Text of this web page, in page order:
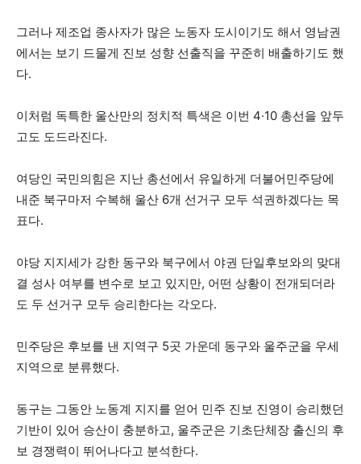
그러나 제조업 종사자가 많은 노동자 도시이기도 해서 영남권
에서는 보기 드물게 진보 성향 선출직을 꾸준히 배출하기도 했
다.
이처럼 독특한 울산만의 정치적 특색은 이번 4·10 총선을 앞두
고도 도드라진다.
여당인 국민의힘은 지난 총선에서 유일하게 더불어민주당에
내준 북구마저 수복해 울산 6개 선거구 모두 석권하겠다는 목
표다.
야당 지지세가 강한 동구와 북구에서 야권 단일후보와의 맞대
결 성사 여부를 변수로 보고 있지만, 어떤 상황이 전개되더라
도 두 선거구 모두 승리한다는 각오다.
민주당은 후보를 낸 지역구 5곳 가운데 동구와 울주군을 우세
지역으로 분류했다.
동구는 그동안 노동계 지지를 얻어 민주 진보 진영이 승리했던
기반이 있어 승산이 충분하고, 울주군은 기초단체장 출신의 후
보 경쟁력이 뛰어나다고 분석한다.